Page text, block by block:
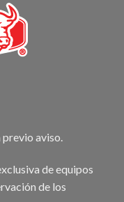
aviso.
de equipos
de los